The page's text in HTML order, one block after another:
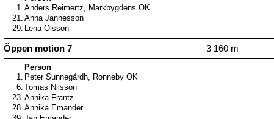
1. Anders Reimertz, Markbygdens OK
21. Anna Jannesson
29. Lena Olsson
Öppen motion 7 3 160 m
Person
1. Peter Sunnegårdh, Ronneby OK
6.
Tomas Nilsson
23. Annika Frantz
28. Annika Emander